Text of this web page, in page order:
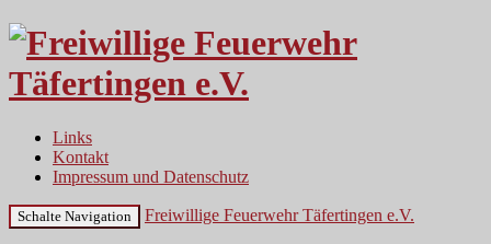
Links
Kontakt
Impressum und Datenschutz
Schalte Navigation Freiwillige Feuerwehr Täfertingen e.V.